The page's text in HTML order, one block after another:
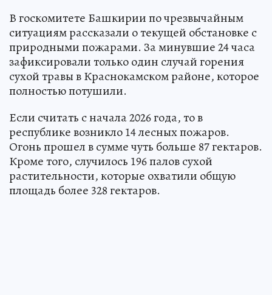
В госкомитете Башкирии по чрезвычайным
ситуациям рассказали о текущей обстановке с
природными пожарами. За минувшие 24 часа
зафиксировали только один случай горения
сухой травы в Краснокамском районе, которое
полностью потушили.
Если считать с начала 2026 года, то в
республике возникло 14 лесных пожаров.
Огонь прошел в сумме чуть больше 87 гектаров.
Кроме того, случилось 196 палов сухой
растительности, которые охватили общую
площадь более 328 гектаров.